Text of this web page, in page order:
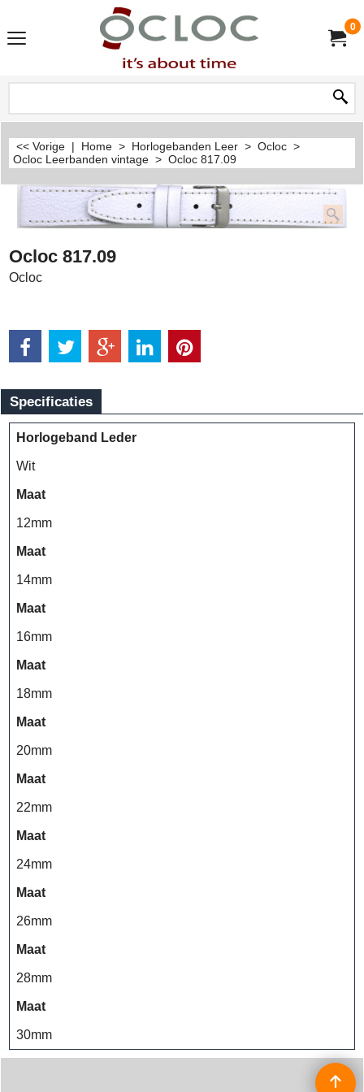
0
<< Vorige | Home > Horlogebanden Leer > Ocloc >
Ocloc Leerbanden vintage > Ocloc 817.09
Ocloc 817.09
Ocloc
Specificaties
Horlogeband Leder
Wit
Maat
12mm
Maat
14mm
Maat
16mm
Maat
18mm
Maat
20mm
Maat
22mm
Maat
24mm
Maat
26mm
Maat
28mm
Maat
30mm